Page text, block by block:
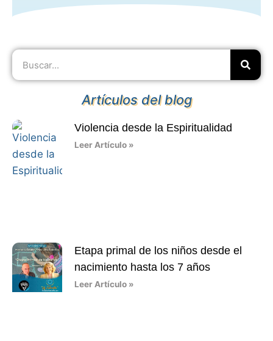
Artículos del blog
Violencia desde la Espiritualidad
Leer Artículo »
Etapa primal de los niños desde el
nacimiento hasta los 7 años
Leer Artículo »